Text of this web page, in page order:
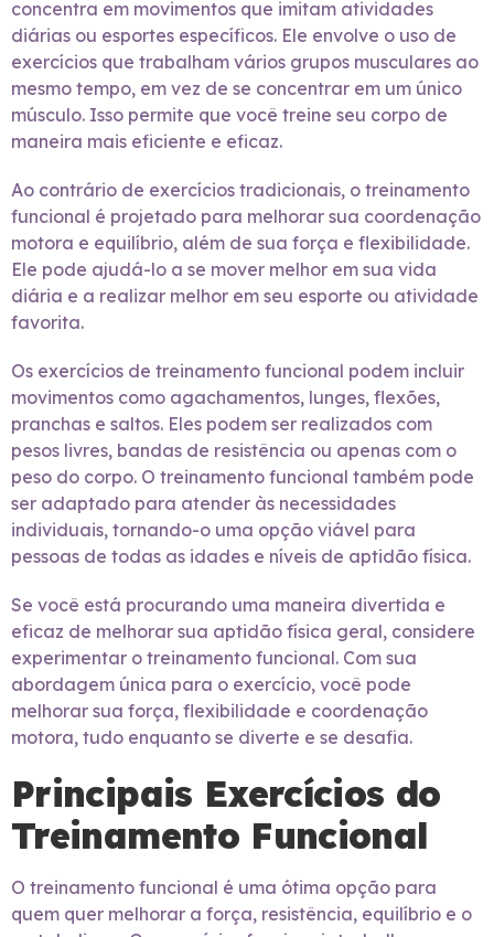
concentra em movimentos que imitam atividades
diárias ou esportes específicos. Ele envolve o uso de
exercícios que trabalham vários grupos musculares ao
mesmo tempo, em vez de se concentrar em um único
músculo. Isso permite que você treine seu corpo de
maneira mais eficiente e eficaz.
Ao contrário de exercícios tradicionais, o treinamento
funcional é projetado para melhorar sua coordenação
motora e equilíbrio, além de sua força e flexibilidade.
Ele pode ajudá-lo a se mover melhor em sua vida
diária e a realizar melhor em seu esporte ou atividade
favorita.
Os exercícios de treinamento funcional podem incluir
movimentos como agachamentos, lunges, flexões,
pranchas e saltos. Eles podem ser realizados com
pesos livres, bandas de resistência ou apenas com o
peso do corpo. O treinamento funcional também pode
ser adaptado para atender às necessidades
individuais, tornando-o uma opção viável para
pessoas de todas as idades e níveis de aptidão física.
Se você está procurando uma maneira divertida e
eficaz de melhorar sua aptidão física geral, considere
experimentar o treinamento funcional. Com sua
abordagem única para o exercício, você pode
melhorar sua força, flexibilidade e coordenação
motora, tudo enquanto se diverte e se desafia.
Principais Exercícios do
Treinamento Funcional
O treinamento funcional é uma ótima opção para
quem quer melhorar a força, resistência, equilíbrio e o